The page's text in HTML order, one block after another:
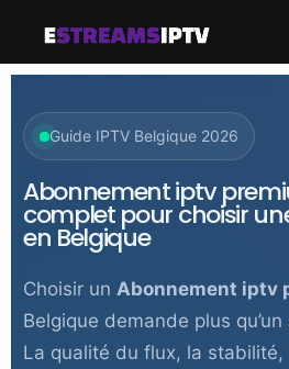
Guide IPTV Belgique 2026
Abonnement iptv
complet pour choisir
en Belgique
Choisir un Abonnement iptv
Belgique demande plus
La qualité du flux, la